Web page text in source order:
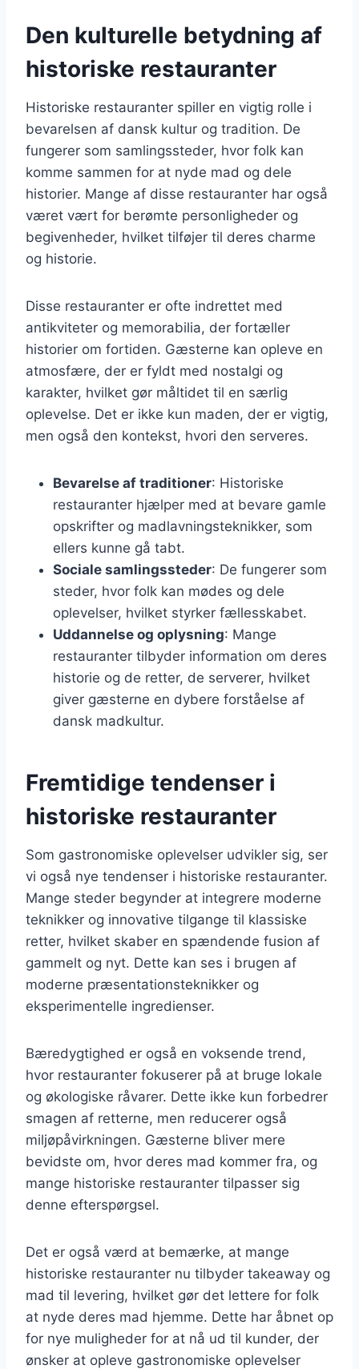
Den kulturelle betydning af
historiske restauranter
Historiske restauranter spiller en vigtig rolle i
bevarelsen af dansk kultur og tradition. De
fungerer som samlingssteder, hvor folk kan
komme sammen for at nyde mad og dele
historier. Mange af disse restauranter har også
været vært for berømte personligheder og
begivenheder, hvilket tilføjer til deres charme
og historie.
Disse restauranter er ofte indrettet med
antikviteter og memorabilia, der fortæller
historier om fortiden. Gæsterne kan opleve en
atmosfære, der er fyldt med nostalgi og
karakter, hvilket gør måltidet til en særlig
oplevelse. Det er ikke kun maden, der er vigtig,
men også den kontekst, hvori den serveres.
Bevarelse af traditioner: Historiske
restauranter hjælper med at bevare gamle
opskrifter og madlavningsteknikker, som
ellers kunne gå tabt.
Sociale samlingssteder: De fungerer som
steder, hvor folk kan mødes og dele
oplevelser, hvilket styrker fællesskabet.
Uddannelse og oplysning: Mange
restauranter tilbyder information om deres
historie og de retter, de serverer, hvilket
giver gæsterne en dybere forståelse af
dansk madkultur.
Fremtidige tendenser i
historiske restauranter
Som gastronomiske oplevelser udvikler sig, ser
vi også nye tendenser i historiske restauranter.
Mange steder begynder at integrere moderne
teknikker og innovative tilgange til klassiske
retter, hvilket skaber en spændende fusion af
gammelt og nyt. Dette kan ses i brugen af
moderne præsentationsteknikker og
eksperimentelle ingredienser.
Bæredygtighed er også en voksende trend,
hvor restauranter fokuserer på at bruge lokale
og økologiske råvarer. Dette ikke kun forbedrer
smagen af retterne, men reducerer også
miljøpåvirkningen. Gæsterne bliver mere
bevidste om, hvor deres mad kommer fra, og
mange historiske restauranter tilpasser sig
denne efterspørgsel.
Det er også værd at bemærke, at mange
historiske restauranter nu tilbyder takeaway og
mad til levering, hvilket gør det lettere for folk
at nyde deres mad hjemme. Dette har åbnet op
for nye muligheder for at nå ud til kunder, der
ønsker at opleve gastronomiske oplevelser